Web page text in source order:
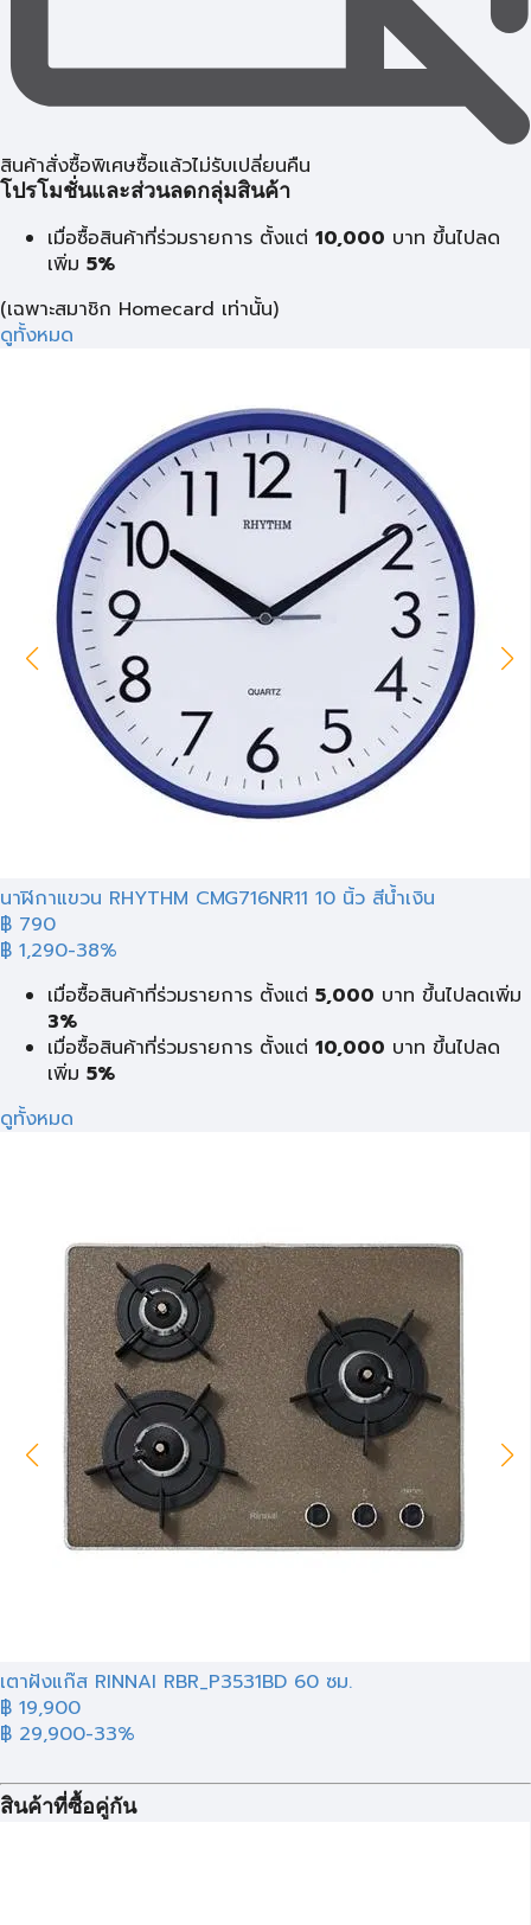
สินค้าสั่งซื้อพิเศษซื้อแล้วไม่รับเปลี่ยนคืน
โปรโมชั่นและส่วนลดกลุ่มสินค้า
เมื่อซื้อสินค้าที่ร่วมรายการ ตั้งแต่ 10,000 บาท ขึ้นไปลด
เพิ่ม 5%
(เฉพาะสมาชิก Homecard เท่านั้น)
ดูทั้งหมด
นาฬิกาแขวน RHYTHM CMG716NR11 10 นิ้ว สีน้ำเงิน
฿ 790
฿ 1,290-38%
เมื่อซื้อสินค้าที่ร่วมรายการ ตั้งแต่ 5,000 บาท ขึ้นไปลดเพิ่ม
3%
เมื่อซื้อสินค้าที่ร่วมรายการ ตั้งแต่ 10,000 บาท ขึ้นไปลด
เพิ่ม 5%
ดูทั้งหมด
เตาฝังแก๊ส RINNAI RBR_P3531BD 60 ซม.
฿ 19,900
฿ 29,900-33%
สินค้าที่ซื้อคู่กัน